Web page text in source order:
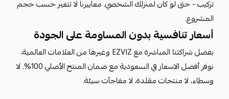
تركيب - حتى لو كان لمنزلك الشخصي. معاييرنا لا تتغير حسب حجم
المشروع.
أسعار تنافسية بدون المساومة على الجودة
بفضل شراكتنا المباشرة مع EZVIZ وغيرها من العلامات العالمية،
نوفر أفضل الاسعار في السعودية مع ضمان المنتج الأصلي 100%. لا
وسطاء، لا منتجات مقلدة، لا مفاجآت سيئة.